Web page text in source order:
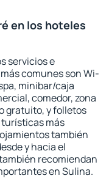
en los hoteles
servicios e
comunes son Wi-
minibar/caja
comedor, zona
gratuito, y folletos
más
también
y hacia el
recomiendan
en Sulina.